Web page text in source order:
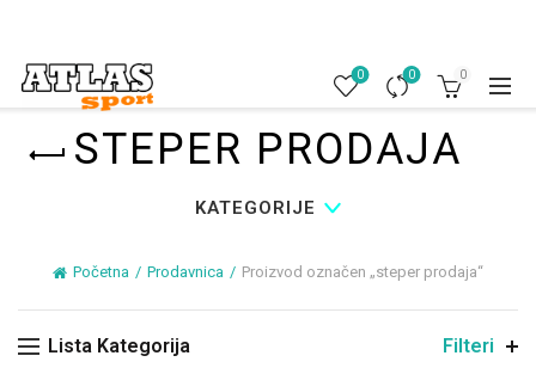
0 0 0
STEPER PRODAJA
KATEGORIJE
Početna Prodavnica Proizvod označen „steper prodaja“
Lista Kategorija Filteri